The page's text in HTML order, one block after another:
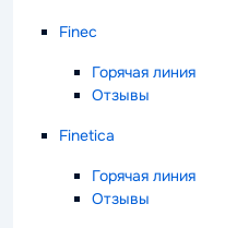
Finec
Горячая линия
Отзывы
Finetica
Горячая линия
Отзывы